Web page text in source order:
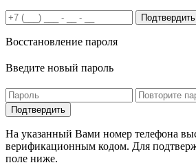
Подтвердить
Восстановление пароля
Введите новый пароль
На указанный Вами номер телефона
верификационным кодом. Для
поле ниже.